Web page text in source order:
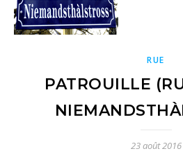
RUE
PATROUILLE
23 août 2016